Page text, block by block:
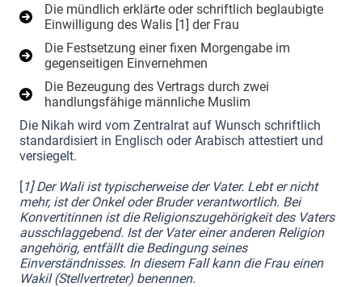
Die mündlich erklärte oder schriftlich beglaubigte
Einwilligung des Walis [1] der Frau
Die Festsetzung einer fixen Morgengabe im
gegenseitigen Einvernehmen
Die Bezeugung des Vertrags durch zwei
handlungsfähige männliche Muslim
Die Nikah wird vom Zentralrat auf Wunsch schriftlich
standardisiert in Englisch oder Arabisch attestiert und
versiegelt.
[1] Der Wali ist typischerweise der Vater. Lebt er nicht
mehr, ist der Onkel oder Bruder verantwortlich. Bei
Konvertitinnen ist die Religionszugehörigkeit des Vaters
ausschlaggebend. Ist der Vater einer anderen Religion
angehörig, entfällt die Bedingung seines
Einverständnisses. In diesem Fall kann die Frau einen
Wakil (Stellvertreter) benennen.